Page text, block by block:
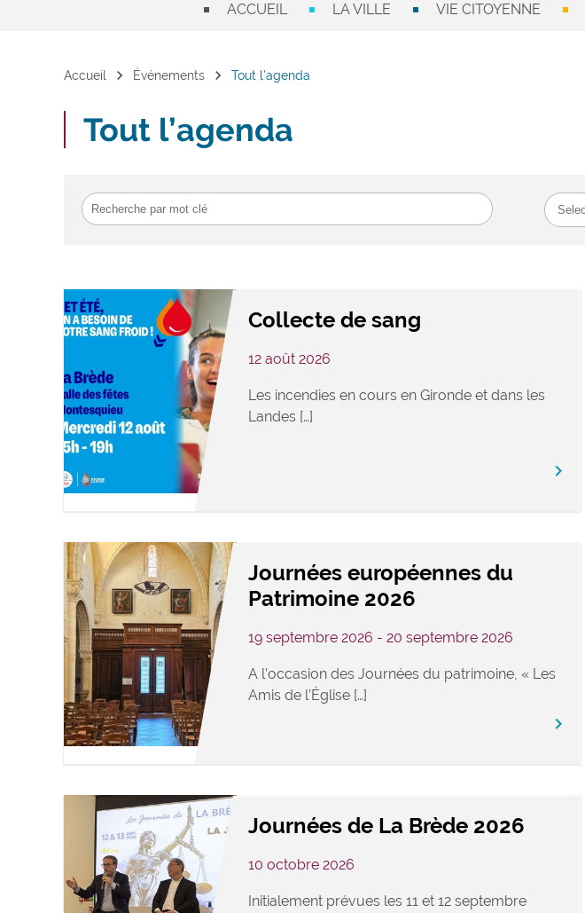
ACCUEIL LA VILLE VIE CITOYENNE
Accueil chevron_right Événements chevron_right Tout l’agenda
Tout l’agenda
Collecte de sang
12 août 2026
Les incendies en cours en Gironde et dans les
Landes […]
keyboard_arrow_right
Journées européennes du
Patrimoine 2026
19 septembre 2026 - 20 septembre 2026
A l’occasion des Journées du patrimoine, « Les
Amis de l’Église […]
keyboard_arrow_right
Journées de La Brède 2026
10 octobre 2026
Initialement prévues les 11 et 12 septembre